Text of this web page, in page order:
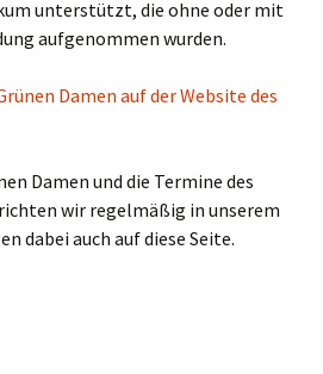
unterstützt, die ohne oder mit
aufgenommen wurden.
Damen auf der Website des
Damen und die Termine des
wir regelmäßig in unserem
dabei auch auf diese Seite.